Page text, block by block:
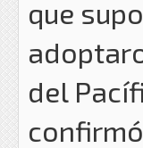
que
del